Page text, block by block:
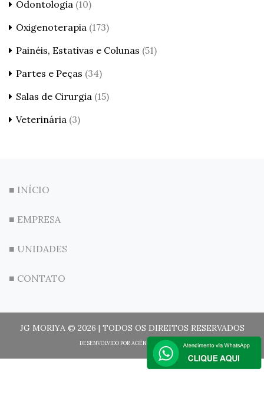
Odontologia (10)
Oxigenoterapia (173)
Painéis, Estativas e Colunas (51)
Partes e Peças (34)
Salas de Cirurgia (15)
Veterinária (3)
■ INÍCIO
■ EMPRESA
■ UNIDADES
■ CONTATO
JG MORIYA © 2026 | TODOS OS DIREITOS RESERVADOS
DESENVOLVIDO POR AGÊNCIA EASY SOFT